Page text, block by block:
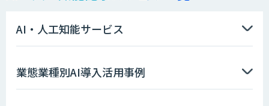
AI・人工知能サービス
業態業種別AI導入活用事例